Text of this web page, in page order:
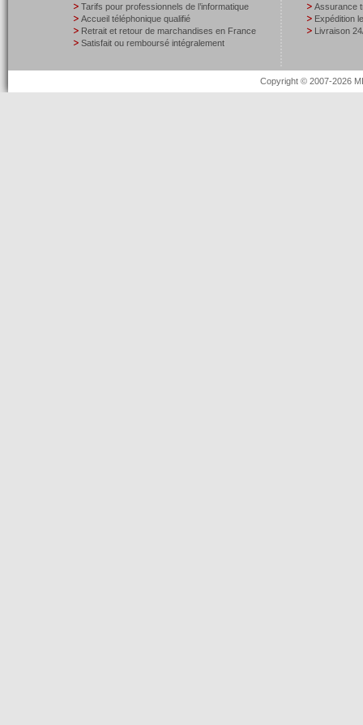
Tarifs pour professionnels de l’informatique
Accueil téléphonique qualifié
Retrait et retour de marchandises en France
Satisfait ou remboursé intégralement
Assurance
Expédition
Livraison
Copyright © 2007-2026